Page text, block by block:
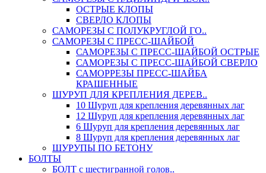
ОСТРЫЕ КЛОПЫ
СВЕРЛО КЛОПЫ
САМОРЕЗЫ С ПОЛУКРУГЛОЙ ГО..
САМОРЕЗЫ С ПРЕСС-ШАЙБОЙ
САМОРЕЗЫ С ПРЕСС-ШАЙБОЙ ОСТРЫЕ
САМОРЕЗЫ С ПРЕСС-ШАЙБОЙ СВЕРЛО
САМОРРЕЗЫ ПРЕСС-ШАЙБА
КРАШЕННЫЕ
ШУРУП ДЛЯ КРЕПЛЕНИЯ ДЕРЕВ..
10 Шуруп для крепления деревянных лаг
12 Шуруп для крепления деревянных лаг
6 Шуруп для крепления деревянных лаг
8 Шуруп для крепления деревянных лаг
ШУРУПЫ ПО БЕТОНУ
БОЛТЫ
БОЛТ с шестигранной голов..